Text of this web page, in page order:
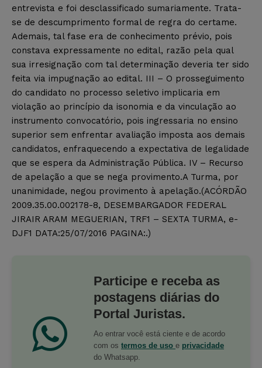
entrevista e foi desclassificado sumariamente. Trata-
se de descumprimento formal de regra do certame.
Ademais, tal fase era de conhecimento prévio, pois
constava expressamente no edital, razão pela qual
sua irresignação com tal determinação deveria ter sido
feita via impugnação ao edital. III – O prosseguimento
do candidato no processo seletivo implicaria em
violação ao princípio da isonomia e da vinculação ao
instrumento convocatório, pois ingressaria no ensino
superior sem enfrentar avaliação imposta aos demais
candidatos, enfraquecendo a expectativa de legalidade
que se espera da Administração Pública. IV – Recurso
de apelação a que se nega provimento.A Turma, por
unanimidade, negou provimento à apelação.(ACÓRDÃO
2009.35.00.002178-8, DESEMBARGADOR FEDERAL
JIRAIR ARAM MEGUERIAN, TRF1 – SEXTA TURMA, e-
DJF1 DATA:25/07/2016 PAGINA:.)
Participe e receba as
postagens diárias do
Portal Juristas.
Ao entrar você está ciente e de acordo
com os termos de uso e privacidade
do Whatsapp.